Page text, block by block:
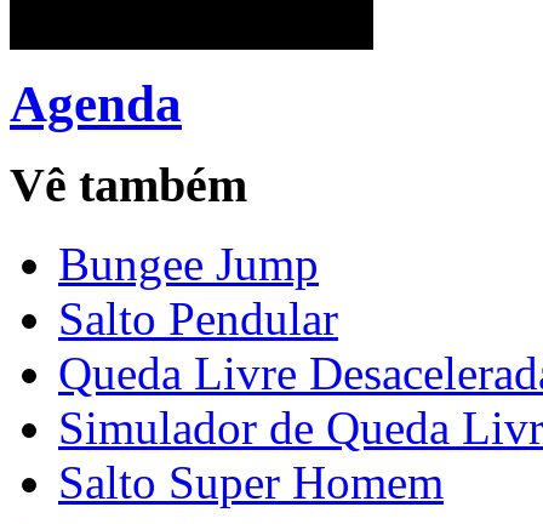
Agenda
Vê também
Bungee Jump
Salto Pendular
Queda Livre
Simulador de Queda
Salto Super Homem